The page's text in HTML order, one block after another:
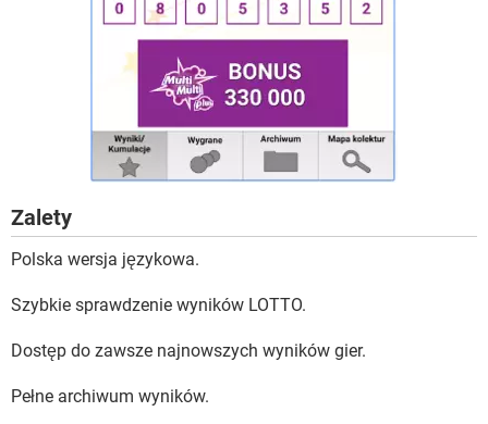
Zalety
Polska wersja językowa.
Szybkie sprawdzenie wyników LOTTO.
Dostęp do zawsze najnowszych wyników gier.
Pełne archiwum wyników.